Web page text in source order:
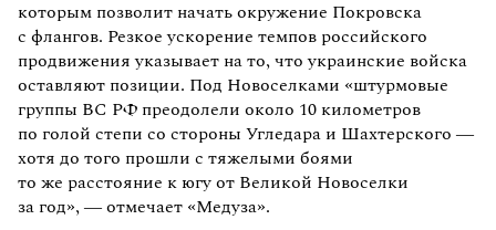
которым позволит начать окружение Покровска
с флангов. Резкое ускорение темпов российского
продвижения указывает на то, что украинские войска
оставляют позиции. Под Новоселками «штурмовые
группы ВС РФ преодолели около 10 километров
по голой степи со стороны Угледара и Шахтерского —
хотя до того прошли с тяжелыми боями
то же расстояние к югу от Великой Новоселки
за год», — отмечает «Медуза».